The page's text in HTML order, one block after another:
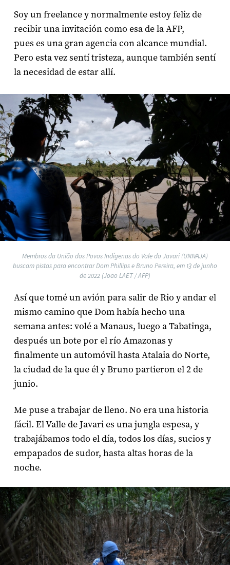
Soy un freelance y normalmente estoy feliz de
recibir una invitación como esa de la AFP,
pues es una gran agencia con alcance mundial.
Pero esta vez sentí tristeza, aunque también sentí
la necesidad de estar allí.
Membros da União dos Povos Indígenas do Vale do Javari (UNIVAJA)
buscam pistas para encontrar Dom Phillips e Bruno Pereira, em 13 de junho
de 2022 (Joao LAET / AFP)
Así que tomé un avión para salir de Rio y andar el
mismo camino que Dom había hecho una
semana antes: volé a Manaus, luego a Tabatinga,
después un bote por el río Amazonas y
finalmente un automóvil hasta Atalaia do Norte,
la ciudad de la que él y Bruno partieron el 2 de
junio.
Me puse a trabajar de lleno. No era una historia
fácil. El Valle de Javari es una jungla espesa, y
trabajábamos todo el día, todos los días, sucios y
empapados de sudor, hasta altas horas de la
noche.